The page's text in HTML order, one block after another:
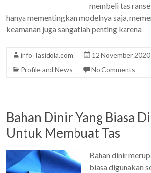
membeli tas
hanya mementingkan modelnya saja,
keamanan juga sangatlah penting karena
info Tasidola.com
12 November 2020
Profile and News
No Comments
Bahan Dinir Yang Biasa
Untuk Membuat Tas
Bahan dinir
biasa digunakan